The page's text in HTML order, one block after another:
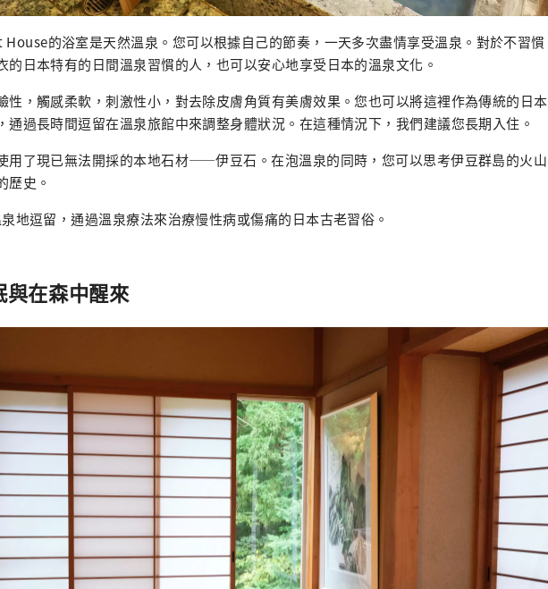
的浴室是天然溫泉。您可以根據自己的節奏，一天多次盡情享受溫泉。對於不習慣
的日本特有的日間溫泉習慣的人，也可以安心地享受日本的溫泉文化。
性，觸感柔軟，刺激性小，對去除皮膚角質有美膚效果。您也可以將這裡作為傳統的日本
通過長時間逗留在溫泉旅館中來調整身體狀況。在這種情況下，我們建議您長期入住。
用了現已無法開採的本地石材——伊豆石。在泡溫泉的同時，您可以思考伊豆群島的火山
歷史。
地逗留，通過溫泉療法來治療慢性病或傷痛的日本古老習俗。
與在森中醒來